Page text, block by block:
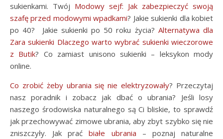
sukienkami. Twój Modowy sejf: Jak zabezpieczyć swoją
szafę przed modowymi wpadkami? Jakie sukienki dla kobiet
po 40? Jakie sukienki po 50 roku życia? Alternatywa dla
Zara sukienki Dlaczego warto wybrać sukienki wieczorowe
z Butik? Co zamiast unisono sukienki – leksykon mody
online.
Co zrobić żeby ubrania się nie elektryzowały? Przeczytaj
nasz poradnik i zobacz jak dbać o ubrania? Jeśli losy
naszego środowiska naturalnego są Ci bliskie, to sprawdź
jak przechowywać zimowe ubrania, aby zbyt szybko się nie
zniszczyły. Jak praćbiałe ubrania – poznaj naturalne